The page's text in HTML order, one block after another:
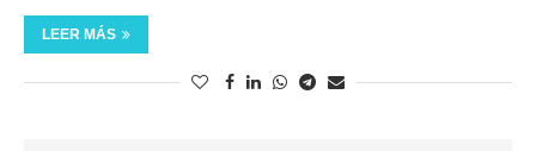
LEER MÁS